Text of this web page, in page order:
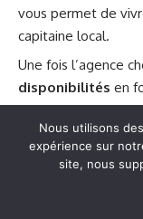
vous permet de
capitaine local.
Une fois l’agence
disponibilités en
saison, il est
agences offrent
simplifie le
Prenez également
vous assurer de la
Nous utilisons
expérience sur
site, nous